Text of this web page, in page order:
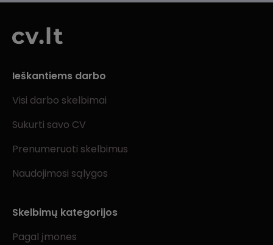
Ieškantiems darbo
Visi darbo skelbimai
Sukurti savo CV
Prenumeruoti skelbimus
Naudojimosi sąlygos
Skelbimų kategorijos
Pagal įmones